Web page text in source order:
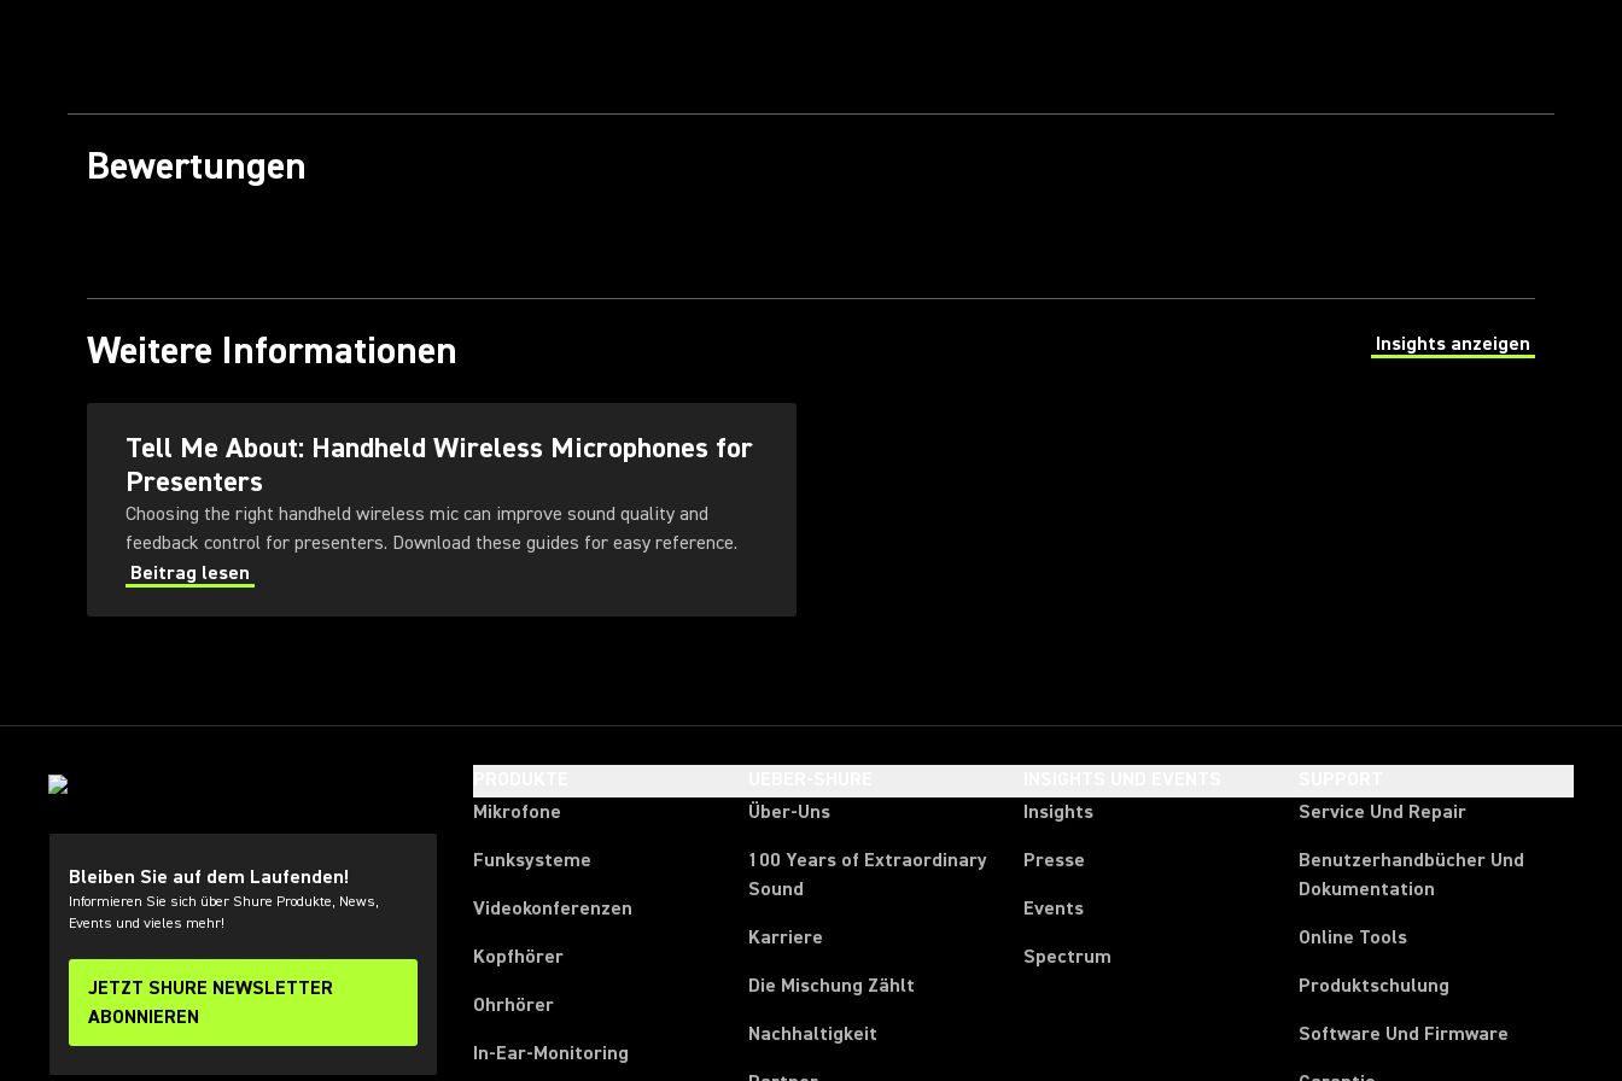
Bewertungen
Weitere Informationen Insights anzeigen
(Opens in a new tab)
Tell Me About: Handheld Wireless Microphones for
Presenters
Choosing the right handheld wireless mic can improve sound quality and
feedback control for presenters. Download these guides for easy reference.
Beitrag lesen
Bleiben Sie auf dem Laufenden!
Informieren Sie sich über Shure Produkte, News,
Events und vieles mehr!
JETZT SHURE NEWSLETTER
ABONNIEREN
Mikrofone
Funksysteme
Videokonferenzen
Kopfhörer
Ohrhörer
In-Ear-Monitoring
Über-Uns
100 Years of Extraordinary
Sound
Karriere
Die Mischung Zählt
Nachhaltigkeit
Insights
Presse
Events
Spectrum
Service Und Repair
Benutzerhandbücher Und
Dokumentation
Online Tools
Produktschulung
Software Und Firmware